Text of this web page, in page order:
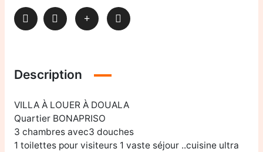
Description
VILLA À LOUER À DOUALA
Quartier BONAPRISO
3 chambres avec3 douches
1 toilettes pour visiteurs 1 vaste séjour ..cuisine ultra